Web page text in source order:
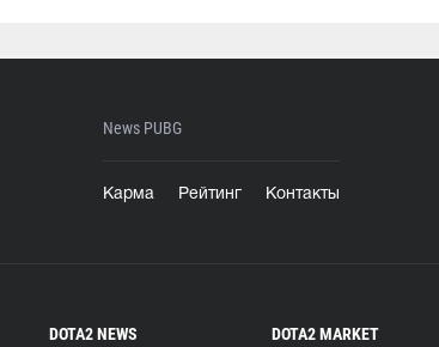
News PUBG
Карма Рейтинг Контакты
DOTA2 NEWS DOTA2 MARKET